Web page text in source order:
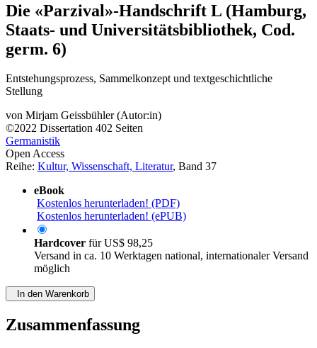
Die «Parzival»-Handschrift L (Hamburg,
Staats- und Universitätsbibliothek, Cod.
germ. 6)
Entstehungsprozess, Sammelkonzept und textgeschichtliche
Stellung
von Mirjam Geissbühler (Autor:in)
©2022 Dissertation 402 Seiten
Germanistik
Open Access
Reihe: Kultur, Wissenschaft, Literatur, Band 37
eBook
Kostenlos herunterladen! (PDF)
Kostenlos herunterladen! (ePUB)
Hardcover fürUS$ 98,25
Versand in ca. 10 Werktagen national, internationaler Versand
möglich
In den Warenkorb
Zusammenfassung